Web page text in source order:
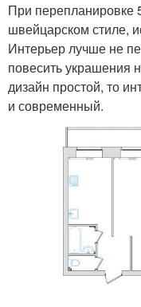
При перепланировке
швейцарском стиле,
Интерьер лучше не
повесить украшения
дизайн простой, то
и современный.